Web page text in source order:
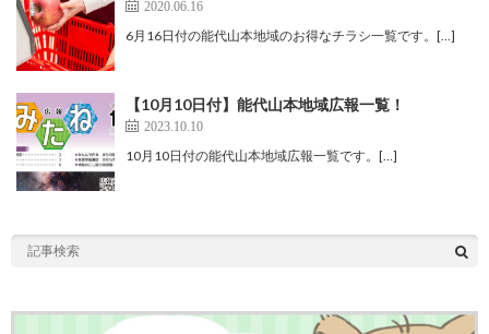
2020.06.16
6月16日付の能代山本地域のお得なチラシ一覧です。[…]
【10月10日付】能代山本地域広報一覧！
2023.10.10
10月10日付の能代山本地域広報一覧です。[…]